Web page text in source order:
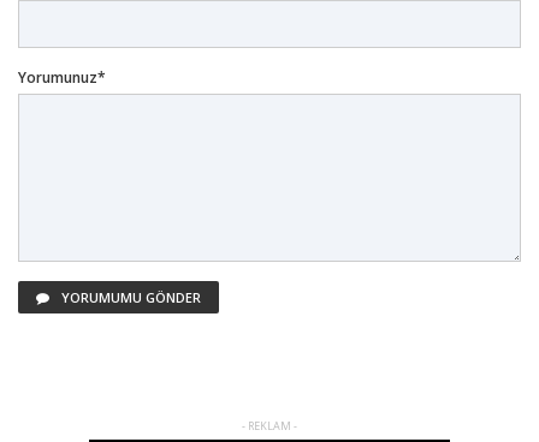
Yorumunuz*
YORUMUMU GÖNDER
- REKLAM -